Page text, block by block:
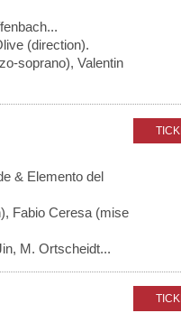
(direction).
soprano), Valentin
& Elemento del
Fabio Ceresa (mise
M. Ortscheidt...